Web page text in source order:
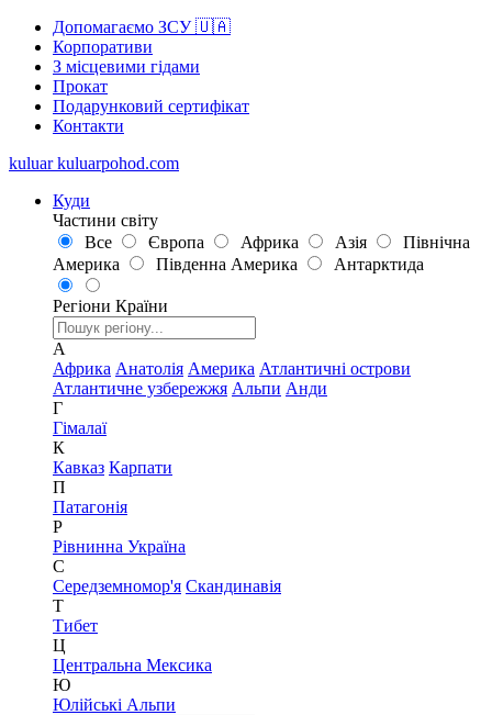
Допомагаємо ЗСУ 🇺🇦
Корпоративи
З місцевими гідами
Прокат
Подарунковий сертифікат
Контакти
kuluar kuluarpohod.com
Куди
Частини світу
Все
Європа Африка Азія
Північна
Америка
Південна Америка Антарктида
Регіони Країни
А
Африка Анатолія Америка Атлантичні острови
Атлантичне узбережжя Альпи Анди
Г
Гімалаї
К
Кавказ Карпати
П
Патагонія
Р
Рівнинна Україна
С
Середземномор'я Скандинавія
Т
Тибет
Ц
Центральна Мексика
Ю
Юлійські Альпи